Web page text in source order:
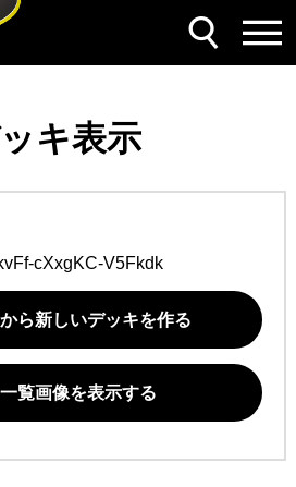
キ表示
cXxgKC-V5Fkdk
ら新しいデッキを作る
覧画像を表示する